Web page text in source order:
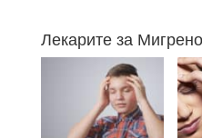
Лекарите за